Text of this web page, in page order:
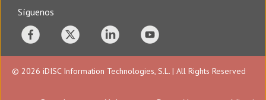
Síguenos
© 2026 iDISC Information Technologies, S.L. | All Rights Reserved